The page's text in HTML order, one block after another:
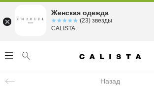
Назад
Женская одежда
☆☆☆☆☆
★★★★★ (23) звезды
CALISTA